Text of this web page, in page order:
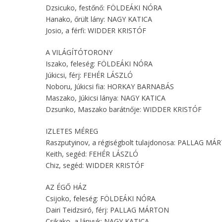
Dzsicuko, festőnő: FÖLDEÁKI NÓRA
Hanako, őrült lány: NAGY KATICA
Josio, a férfi: WIDDER KRISTÓF
A VILÁGÍTÓTORONY
Iszako, feleség: FÖLDEÁKI NÓRA
Júkicsi, férj: FEHÉR LÁSZLÓ
Noboru, Júkicsi fia: HORKAY BARNABÁS
Maszako, Júkicsi lánya: NAGY KATICA
Dzsunko, Maszako barátnője: WIDDER KRISTÓF
IZLETES MÉREG
Raszputyinov, a régiségbolt tulajdonosa: PALLAG
Keith, segéd: FEHÉR LÁSZLÓ
Chiz, segéd: WIDDER KRISTÓF
AZ ÉGŐ HÁZ
Csijoko, feleség: FÖLDEÁKI NÓRA
Dairi Teidzsiró, férj: PALLAG MÁRTON